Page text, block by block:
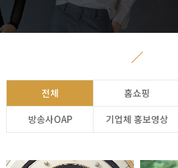
전체 홈쇼핑
방송사OAP 기업체 홍보영상